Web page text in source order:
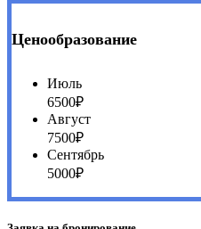
Ценообразование
Июль
6500₽
Август
7500₽
Сентябрь
5000₽